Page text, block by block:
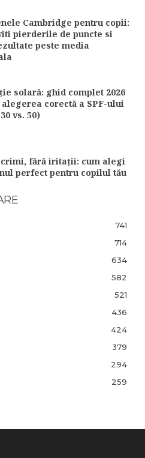
Cambridge pentru copii:
pierderile de puncte si
peste media
solară: ghid complet 2026
corectă a SPF-ului
vs. 50)
fără iritații: cum alegi
perfect pentru copilul tău
741
714
634
582
521
436
424
379
294
259